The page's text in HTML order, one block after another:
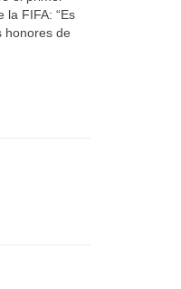
la FIFA: “Es
honores de